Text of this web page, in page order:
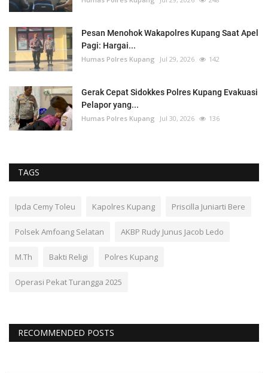
Pesan Menohok Wakapolres Kupang Saat Apel
Pagi: Hargai...
Humas Polres Kupang Jul 29, 2026 142
Gerak Cepat Sidokkes Polres Kupang Evakuasi
Pelapor yang...
Humas Polres Kupang Jul 30, 2026 136
TAGS
Ipda Cemy Toleu Kapolres Kupang Priscilla Juniarti Bere
Polsek Amfoang Selatan AKBP Rudy Junus Jacob Ledo
M.Th Bakti Religi Polres Kupang
Operasi Pekat Turangga 2025
RECOMMENDED POSTS